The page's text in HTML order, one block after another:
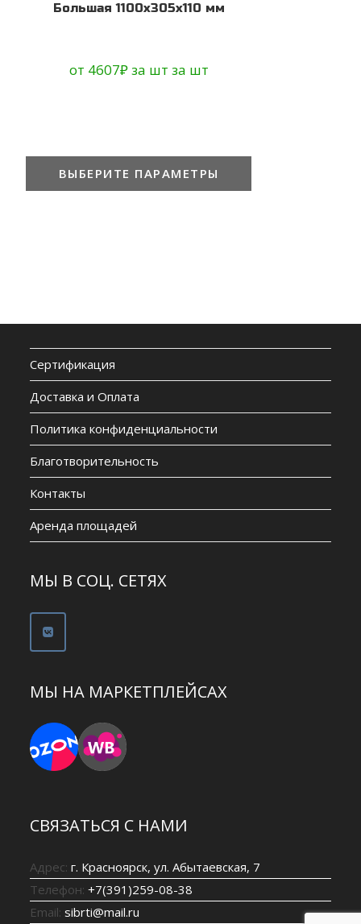
Большая 1100х305х110 мм
от 4607₽за шт за шт
ВЫБЕРИТЕ ПАРАМЕТРЫ
Сертификация
Доставка и Оплата
Политика конфиденциальности
Благотворительность
Контакты
Аренда площадей
МЫ В СОЦ. СЕТЯХ
МЫ НА МАРКЕТПЛЕЙСАХ
СВЯЗАТЬСЯ С НАМИ
Адрес:г. Красноярск, ул. Абытаевская, 7
Телефон:+7(391)259-08-38
Email:sibrti@mail.ru